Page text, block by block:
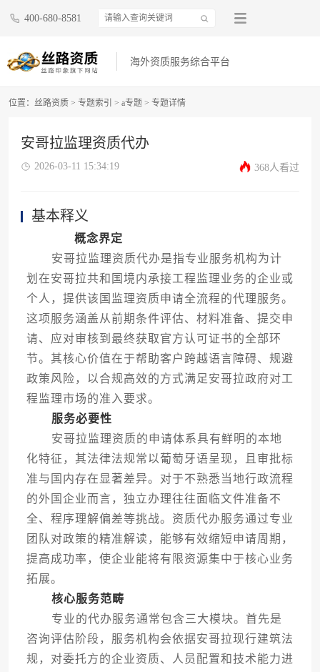
400-680-8581
海外资质服务综合平台
位置： 丝路资质 > 专题索引 > a专题 > 专题详情
安哥拉监理资质代办
2026-03-11 15:34:19 368人看过
基本释义
概念界定
安哥拉监理资质代办是指专业服务机构为计
划在安哥拉共和国境内承接工程监理业务的企业或
个人，提供该国监理资质申请全流程的代理服务。
这项服务涵盖从前期条件评估、材料准备、提交申
请、应对审核到最终获取官方认可证书的全部环
节。其核心价值在于帮助客户跨越语言障碍、规避
政策风险，以合规高效的方式满足安哥拉政府对工
程监理市场的准入要求。
服务必要性
安哥拉监理资质的申请体系具有鲜明的本地
化特征，其法律法规常以葡萄牙语呈现，且审批标
准与国内存在显著差异。对于不熟悉当地行政流程
的外国企业而言，独立办理往往面临文件准备不
全、程序理解偏差等挑战。资质代办服务通过专业
团队对政策的精准解读，能够有效缩短申请周期，
提高成功率，使企业能将有限资源集中于核心业务
拓展。
核心服务范畴
专业的代办服务通常包含三大模块。首先是
咨询评估阶段，服务机构会依据安哥拉现行建筑法
规，对委托方的企业资质、人员配置和技术能力进